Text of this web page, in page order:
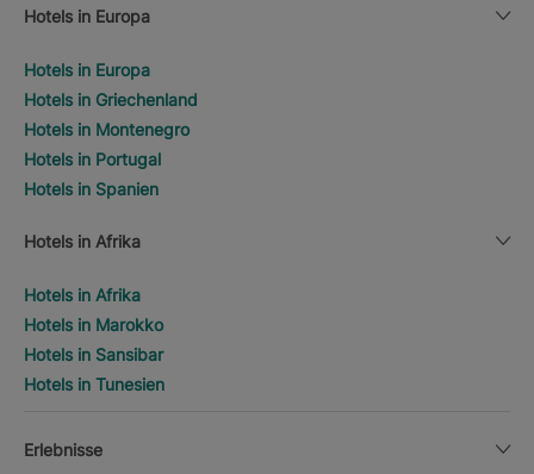
Hotels in Europa
Hotels in Europa
Hotels in Griechenland
Hotels in Montenegro
Hotels in Portugal
Hotels in Spanien
Hotels in Afrika
Hotels in Afrika
Hotels in Marokko
Hotels in Sansibar
Hotels in Tunesien
Erlebnisse